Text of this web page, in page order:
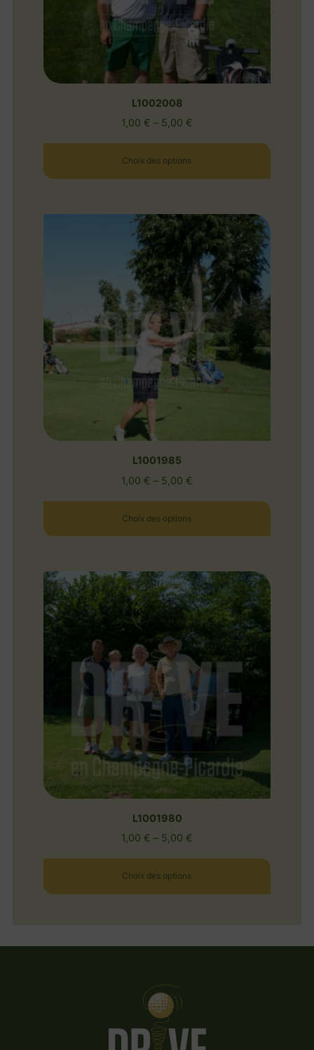
L1002008
1,00 € – 5,00 €
Choix des options
L1001985
1,00 € – 5,00 €
Choix des options
L1001980
1,00 € – 5,00 €
Choix des options